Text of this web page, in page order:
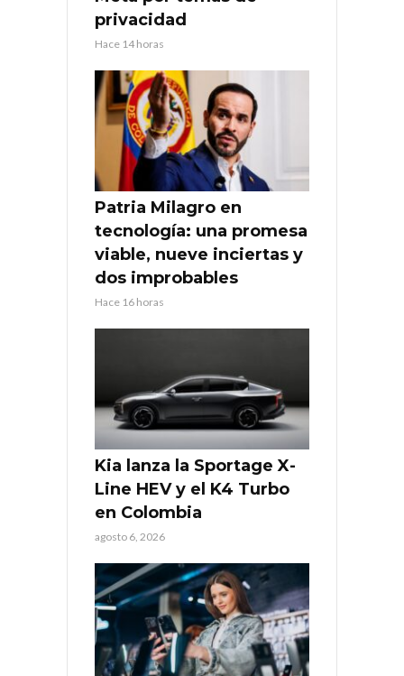
privacidad
Hace 14 horas
Patria Milagro en
tecnología: una promesa
viable, nueve inciertas y
dos improbables
Hace 16 horas
Kia lanza la Sportage X-
Line HEV y el K4 Turbo
en Colombia
agosto 6, 2026